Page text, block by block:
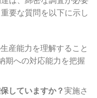
要な質問を以下に示し
産能力を理解すること
期への対応能力を把握
していますか？実施さ